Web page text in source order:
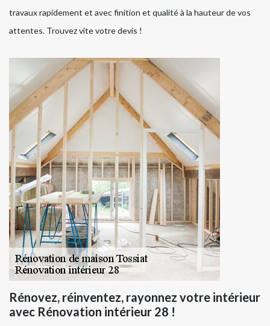
travaux rapidement et avec finition et qualité à la hauteur de vos
attentes. Trouvez vite votre devis !
Rénovez, réinventez, rayonnez votre intérieur
avec Rénovation intérieur 28 !